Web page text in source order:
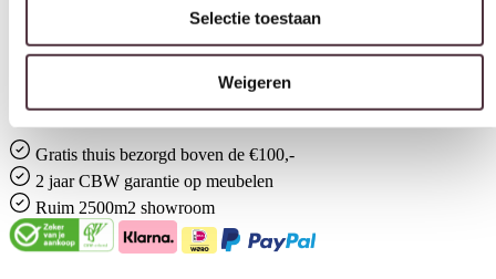
Weigeren
Merk
Gratis thuis bezorgd boven de €100,-
2 jaar CBW garantie op meubelen
Ruim 2500m2 showroom